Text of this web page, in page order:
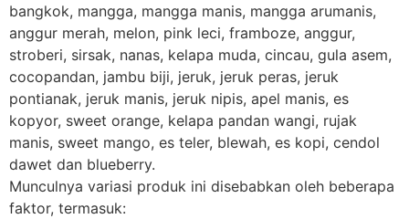
bangkok, mangga, mangga manis, mangga arumanis,
anggur merah, melon, pink leci, framboze, anggur,
stroberi, sirsak, nanas, kelapa muda, cincau, gula asem,
cocopandan, jambu biji, jeruk, jeruk peras, jeruk
pontianak, jeruk manis, jeruk nipis, apel manis, es
kopyor, sweet orange, kelapa pandan wangi, rujak
manis, sweet mango, es teler, blewah, es kopi, cendol
dawet dan blueberry.
Munculnya variasi produk ini disebabkan oleh beberapa
faktor, termasuk: